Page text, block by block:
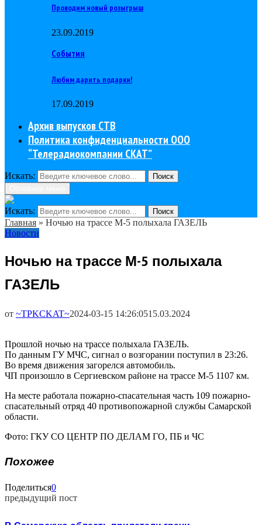
Проводим новый розыгрыш
23.09.2019
События
Любим дарить подарки!
17.09.2019
Архив выпусков СТВ
Политика конфиденциальности ООО
“Телерадиокомпании СКАТ”
Искать:
Поиск
Искать: Поиск
Главная » Ночью на трассе М-5 полыхала ГАЗЕЛЬ
Новости
Ночью на трассе М-5 полыхала
ГАЗЕЛЬ
от ~TPKCKAT~2024-03-15 14:26:0515.03.2024
Прошлой ночью на трассе полыхала ГАЗЕЛЬ.
По данным ГУ МЧС, сигнал о возгорании поступил в 23:26.
Во время движения загорелся автомобиль.
ЧП произошло в Сергиевском районе на трассе М-5 1107 км.
На месте работала пожарно-спасательная часть 109 пожарно-
спасательный отряд 40 противопожарной службы Самарской
области.
Фото: ГКУ СО ЦЕНТР ПО ДЕЛАМ ГО, ПБ и ЧС
Похожее
Поделиться0
предыдущий пост